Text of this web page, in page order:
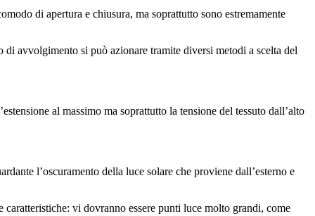
di apertura e chiusura, ma soprattutto sono estremamente
avvolgimento si può azionare tramite diversi metodi a scelta del
al massimo ma soprattutto la tensione del tessuto dall’alto
l’oscuramento della luce solare che proviene dall’esterno e
caratteristiche: vi dovranno essere punti luce molto grandi, come